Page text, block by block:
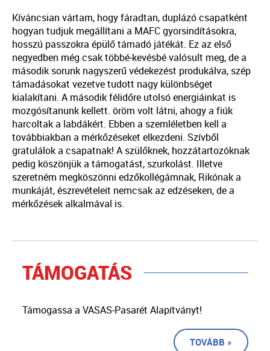
Kíváncsian vártam, hogy fáradtan, duplázó csapatként
hogyan tudjuk megállítani a MAFC gyorsindításokra,
hosszú passzokra épülő támadó játékát. Ez az első
negyedben még csak többé-kevésbé valósult meg, de a
második sorunk nagyszerű védekezést produkálva, szép
támadásokat vezetve tudott nagy különbséget
kialakítani. A második félidőre utolsó energiáinkat is
mozgósítanunk kellett. öröm volt látni, ahogy a fiúk
harcoltak a labdákért. Ebben a szemléletben kell a
továbbiakban a mérkőzéseket elkezdeni. Szívből
gratuláloka csapatnak! A szülőknek, hozzátartozóknak
pedig köszönjük a támogatást, szurkolást. Illetve
szeretném megköszönni edzőkollégámnak, Rikónaka
munkáját, észrevételeit nemcsak az edzéseken, de a
mérkőzések alkalmával is.
TÁMOGATÁS
Támogassa a VASAS-Pasarét Alapítványt!
TOVÁBB »